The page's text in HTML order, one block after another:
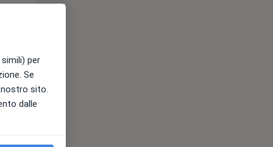
10 Ago
per
Se
sito.
dalle